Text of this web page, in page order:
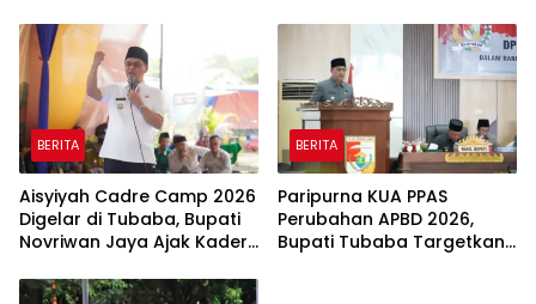
BERITA
Aisyiyah Cadre Camp 2026
Digelar di Tubaba, Bupati
Novriwan Jaya Ajak Kader
Pembangunan
BERITA
Paripurna KUA PPAS
Perubahan APBD 2026,
Bupati Tubaba Targetkan